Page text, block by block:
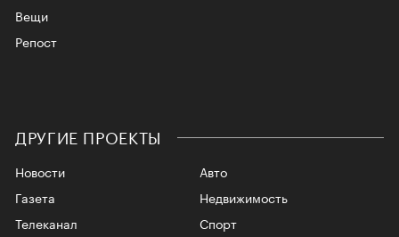
Вещи
Репост
ДРУГИЕ ПРОЕКТЫ
Новости
Газета
Телеканал
Авто
Недвижимость
Спорт